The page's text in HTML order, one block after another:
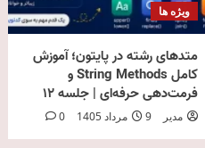
ویژه ها
متدهای رشته در پایتون؛ آموزش
کامل String Methods و
فرمت‌دهی حرفه‌ای | جلسه ۱۲
مدیر 9 مرداد 1405 0